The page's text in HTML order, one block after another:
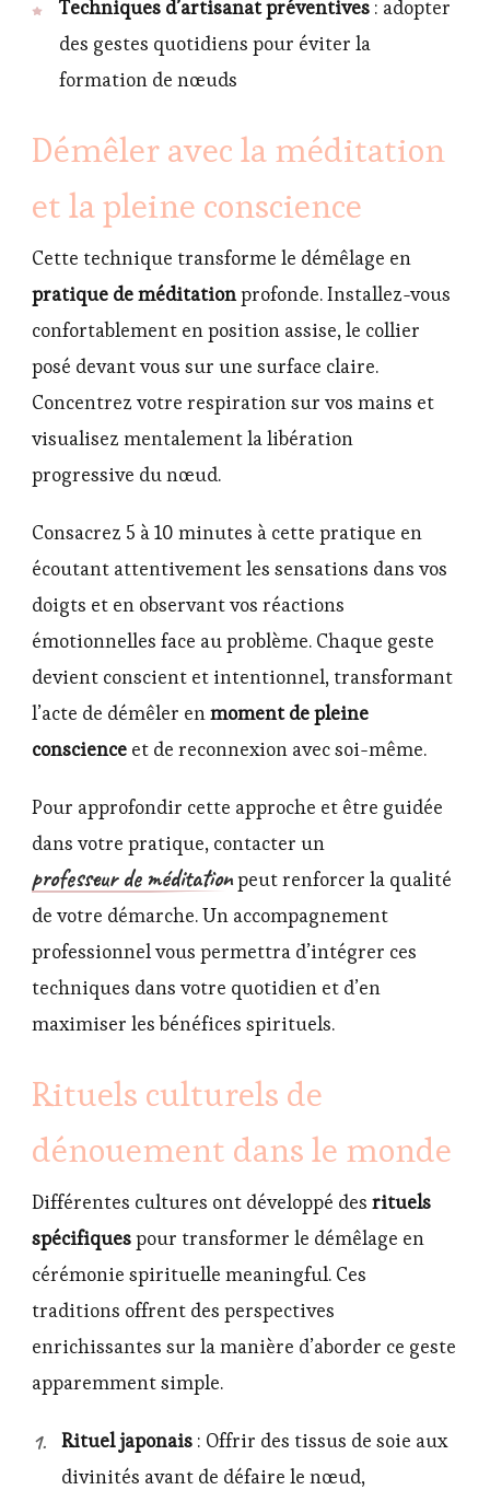
Techniques d’artisanat préventives : adopter
des gestes quotidiens pour éviter la
formation de nœuds
Démêler avec la méditation
et la pleine conscience
Cette technique transforme le démêlage en
pratique de méditationprofonde. Installez-vous
confortablement en position assise, le collier
posé devant vous sur une surface claire.
Concentrez votre respiration sur vos mains et
visualisez mentalement la libération
progressive du nœud.
Consacrez 5 à 10 minutes à cette pratique en
écoutant attentivement les sensations dans vos
doigts et en observant vos réactions
émotionnelles face au problème. Chaque geste
devient conscient et intentionnel, transformant
l’acte de démêler enmoment de pleine
conscience et de reconnexion avec soi-même.
Pour approfondir cette approche et être guidée
dans votre pratique, contacter un
professeur de méditationpeut renforcer la qualité
de votre démarche. Un accompagnement
professionnel vous permettra d’intégrer ces
techniques dans votre quotidien et d’en
maximiser les bénéfices spirituels.
Rituels culturels de
dénouement dans le monde
Différentes cultures ont développé des rituels
spécifiquespour transformer le démêlage en
cérémonie spirituelle meaningful. Ces
traditions offrent des perspectives
enrichissantes sur la manière d’aborder ce geste
apparemment simple.
Rituel japonais: Offrir des tissus de soie aux
divinités avant de défaire le nœud,